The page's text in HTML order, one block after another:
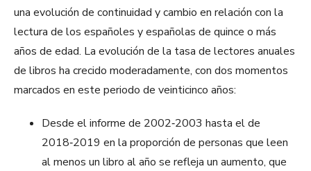
una evolución de continuidad y cambio en relación con la
lectura de los españoles y españolas de quince o más
años de edad. La evolución de la tasa de lectores anuales
de libros ha crecido moderadamente, con dos momentos
marcados en este periodo de veinticinco años:
Desde el informe de 2002‑2003 hasta el de
2018‑2019 en la proporción de personas que leen
al menos un libro al año se refleja un aumento, que